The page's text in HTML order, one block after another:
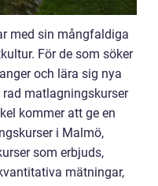
med sin mångfaldiga
För de som söker
och lära sig nya
rad matlagningskurser
kommer att ge en
i Malmö,
som erbjuds,
mätningar,